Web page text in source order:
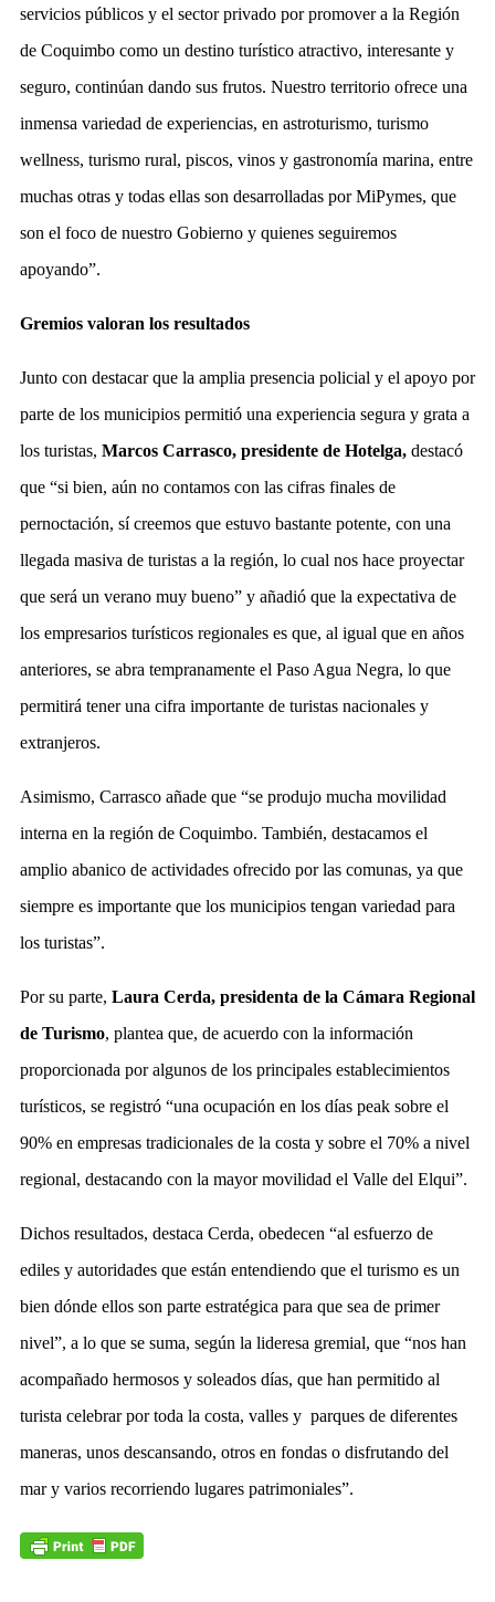
servicios públicos y el sector privado por promover a la Región
de Coquimbo como un destino turístico atractivo, interesante y
seguro, continúan dando sus frutos. Nuestro territorio ofrece una
inmensa variedad de experiencias, en astroturismo, turismo
wellness, turismo rural, piscos, vinos y gastronomía marina, entre
muchas otras y todas ellas son desarrolladas por MiPymes, que
son el foco de nuestro Gobierno y quienes seguiremos
apoyando”.
Gremios valoran los resultados
Junto con destacar que la amplia presencia policial y el apoyo por
parte de los municipios permitió una experiencia segura y grata a
los turistas, Marcos Carrasco, presidente de Hotelga, destacó
que “si bien, aún no contamos con las cifras finales de
pernoctación, sí creemos que estuvo bastante potente, con una
llegada masiva de turistas a la región, lo cual nos hace proyectar
que será un verano muy bueno” y añadió que la expectativa de
los empresarios turísticos regionales es que, al igual que en años
anteriores, se abra tempranamente el Paso Agua Negra, lo que
permitirá tener una cifra importante de turistas nacionales y
extranjeros.
Asimismo, Carrasco añade que “se produjo mucha movilidad
interna en la región de Coquimbo. También, destacamos el
amplio abanico de actividades ofrecido por las comunas, ya que
siempre es importante que los municipios tengan variedad para
los turistas”.
Por su parte, Laura Cerda, presidenta de la Cámara Regional
de Turismo, plantea que, de acuerdo con la información
proporcionada por algunos de los principales establecimientos
turísticos, se registró “una ocupación en los días peak sobre el
90% en empresas tradicionales de la costa y sobre el 70% a nivel
regional, destacando con la mayor movilidad el Valle del Elqui”.
Dichos resultados, destaca Cerda, obedecen “al esfuerzo de
ediles y autoridades que están entendiendo que el turismo es un
bien dónde ellos son parte estratégica para que sea de primer
nivel”, a lo que se suma, según la lideresa gremial, que “nos han
acompañado hermosos y soleados días, que han permitido al
turista celebrar por toda la costa, valles y parques de diferentes
maneras, unos descansando, otros en fondas o disfrutando del
mar y varios recorriendo lugares patrimoniales”.